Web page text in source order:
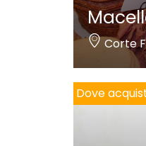
Corte
Dove